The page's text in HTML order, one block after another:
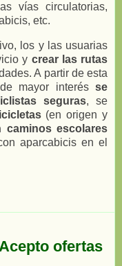
vías circulatorias,
etc.
los y las usuarias
y crear las rutas
A partir de esta
mayor interés se
seguras, se
(en origen y
caminos escolares
aparcabicis en el
ofertas